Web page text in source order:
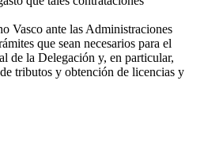
Vasco ante las Administraciones
que sean necesarios para el
de la Delegación y, en particular,
tributos y obtención de licencias y